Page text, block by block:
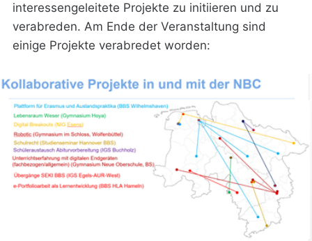
interessengeleitete Projekte zu initiieren und zu
verabreden. Am Ende der Veranstaltung sind
einige Projekte verabredet worden: